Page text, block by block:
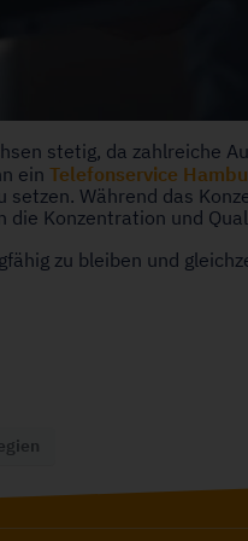
stetig, da zahlreiche
ein Telefonservice
Während das
Konzentration und
zu bleiben und